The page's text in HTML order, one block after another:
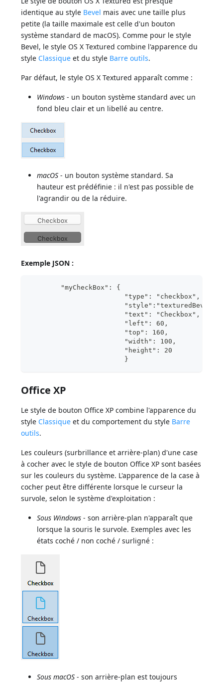
identique au style Bevel mais avec une taille plus
petite (la taille maximale est celle d'un bouton
système standard de macOS). Comme pour le style
Bevel, le style OS X Textured combine l'apparence du
style Classique et du style Barre outils.
Par défaut, le style OS X Textured apparaît comme :
Windows - un bouton système standard avec un
fond bleu clair et un libellé au centre.
macOS - un bouton système standard. Sa
hauteur est prédéfinie : il n'est pas possible de
l'agrandir ou de la réduire.
Exemple JSON :
	"myCheckBox": {
			}
Office XP
Le style de bouton Office XP combine l'apparence du
style Classique et du comportement du style Barre
outils.
Les couleurs (surbrillance et arrière-plan) d'une case
à cocher avec le style de bouton Office XP sont basées
sur les couleurs du système. L'apparence de la case à
cocher peut être différente lorsque le curseur la
survole, selon le système d'exploitation :
Sous Windows - son arrière-plan n'apparaît que
lorsque la souris le survole. Exemples avec les
états coché / non coché / surligné :
Sous macOS - son arrière-plan est toujours